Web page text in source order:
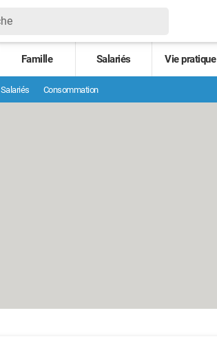
Famille Salariés Vie pratique
Salariés Consommation